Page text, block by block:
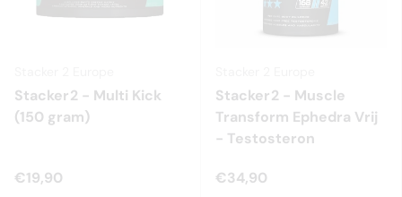
Stacker2 - Multi Kick
(150 gram)
€19,90
Stacker2 - Muscle
Transform Ephedra Vrij
- Testosteron
€34,90